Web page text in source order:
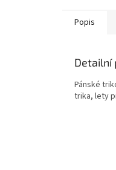
Popis
Detailní
Pánské
trika, lety